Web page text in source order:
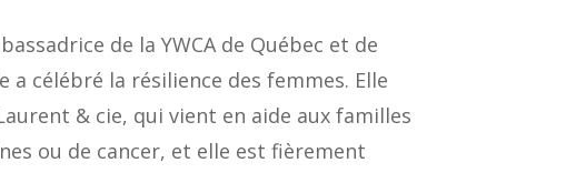
de la YWCA de Québec et de
a célébré la résilience des femmes. Elle
& cie, qui vient en aide aux familles
ou de cancer, et elle est fièrement